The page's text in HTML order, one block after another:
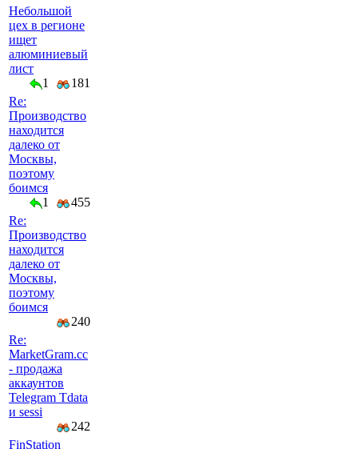
Небольшой
цех в регионе
ищет
алюминиевый
лист
1
181
Re:
Производство
находится
далеко от
Москвы,
поэтому
боимся
1
455
Re:
Производство
находится
далеко от
Москвы,
поэтому
боимся
240
Re:
MarketGram.cc
- продажа
аккаунтов
Telegram Tdata
и sessi
242
FinStation